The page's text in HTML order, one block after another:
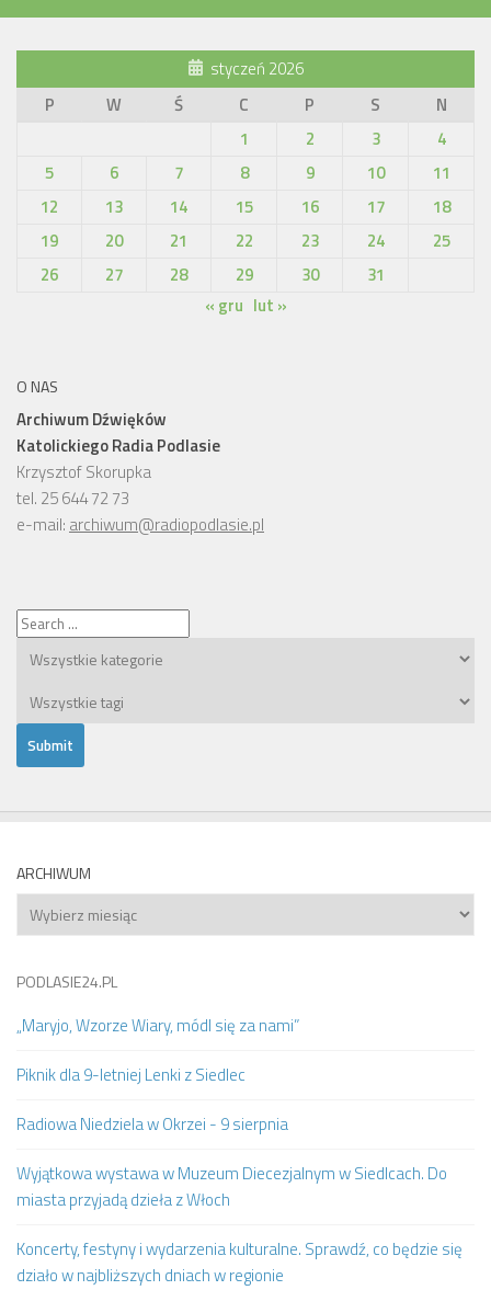
styczeń 2026
P
W Ś C P S
N
1
2 3
4
5
6 7 8 9 10
11
12
13 14 15 16 17
18
19
20 21 22 23 24
25
26
27 28 29 30
31
« gru lut »
O NAS
Archiwum Dźwięków
Katolickiego Radia Podlasie
Krzysztof Skorupka
tel. 25 644 72 73
e-mail: archiwum@radiopodlasie.pl
ARCHIWUM
Archiwum
PODLASIE24.PL
„Maryjo, Wzorze Wiary, módl się za nami”
Piknik dla 9-letniej Lenki z Siedlec
Radiowa Niedziela w Okrzei - 9 sierpnia
Wyjątkowa wystawa w Muzeum Diecezjalnym w Siedlcach. Do
miasta przyjadą dzieła z Włoch
Koncerty, festyny i wydarzenia kulturalne. Sprawdź, co będzie się
działo w najbliższych dniach w regionie